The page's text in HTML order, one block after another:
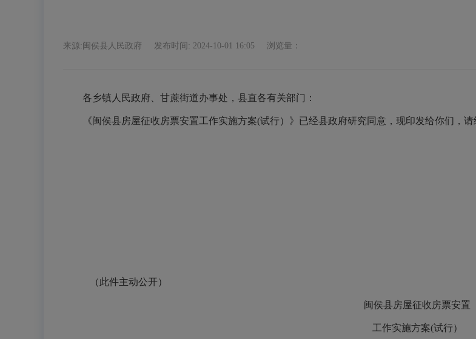
来源:闽侯县人民政府 发布时间: 2024-10-01 16:05 浏览量：
各乡镇人民政府、甘蔗街道办事处，县直各有关部门：
《闽侯县房屋征收房票安置工作实施方案(试行）》已经县政府研究同意，现印发给你们，请
（此件主动公开）
闽侯县房屋征收房票安置
工作实施方案(试行）